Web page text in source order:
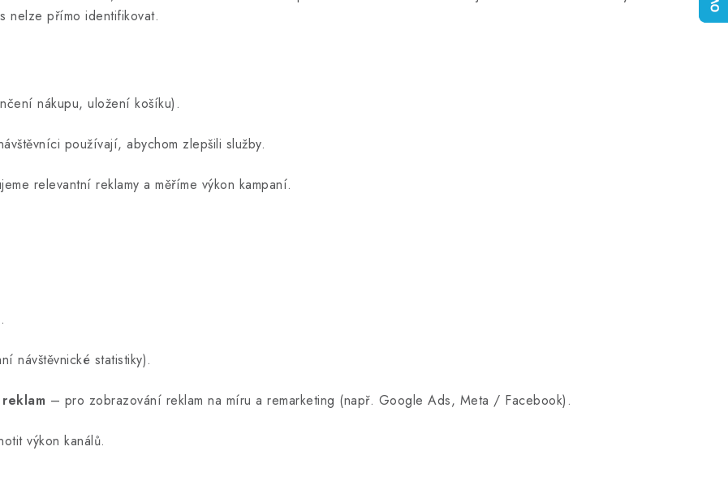
nelze přímo identifikovat.
nákupu, uložení košíku).
používají, abychom zlepšili služby.
relevantní reklamy a měříme výkon kampaní.
návštěvnické statistiky).
– pro zobrazování reklam na míru a remarketing (např. Google Ads, Meta / Facebook).
výkon kanálů.